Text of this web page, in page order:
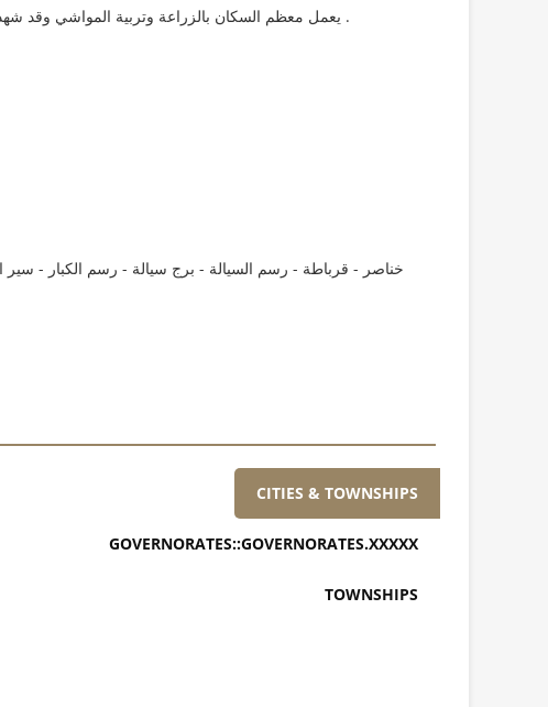
يعمل معظم السكان بالزراعة وتربية المواشي وقد شهدت خلال السنوات الاخيرة انجاز العديد من المشاريع الخدمية والعمرانية وتم تحديث وتوسيع شبكات المياه والطرق والكهرباء والهاتف .
خناصر - قرباطة - رسم السيالة - برج سيالة - رسم الكبار -
CITIES & TOWNSHIPS
GOVERNORATES::GOVERNORATES.XXXXX
TOWNSHIPS